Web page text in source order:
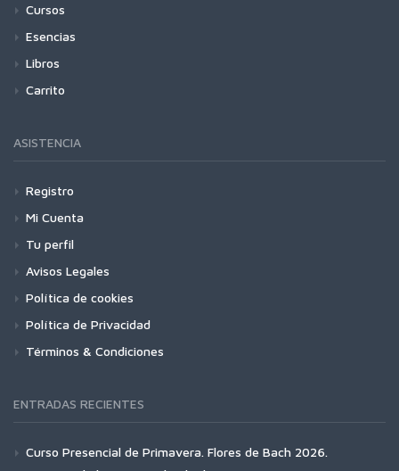
Cursos
Esencias
Libros
Carrito
ASISTENCIA
Registro
Mi Cuenta
Tu perfil
Avisos Legales
Política de cookies
Política de Privacidad
Términos & Condiciones
ENTRADAS RECIENTES
Curso Presencial de Primavera. Flores de Bach 2026.